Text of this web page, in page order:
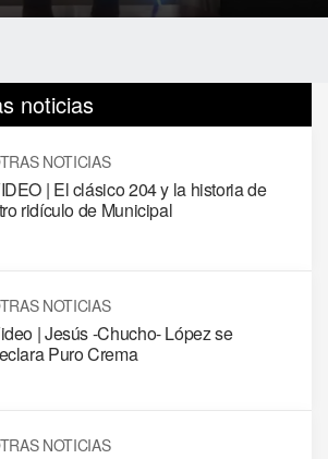
noticias
NOTICIAS
| El clásico 204 y la historia de
ridículo de Municipal
NOTICIAS
| Jesús -Chucho- López se
Puro Crema
NOTICIAS